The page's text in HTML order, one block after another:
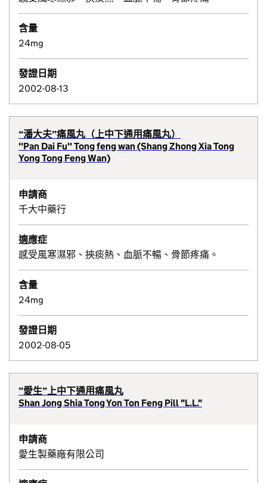
含量
24mg
發證日期
2002-08-13
“潘大夫”痛風丸（上中下通用痛風丸）
''Pan Dai Fu'' Tong feng wan (Shang Zhong Xia Tong
Yong Tong Feng Wan)
申請商
千大中藥行
適應症
感受風寒濕邪、挾痰熱、血脈不暢、骨節疼痛。
含量
24mg
發證日期
2002-08-05
”愛生”上中下通用痛風丸
Shan Jong Shia Tong Yon Ton Feng Pill "L.L."
申請商
愛生製藥廠有限公司